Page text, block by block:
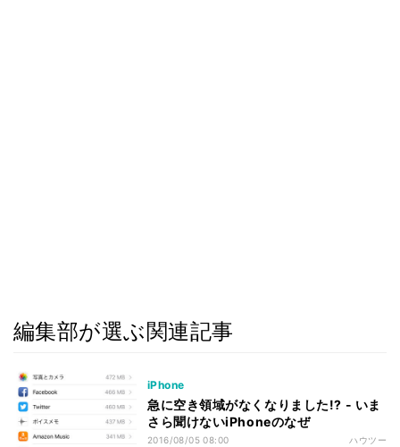
編集部が選ぶ関連記事
iPhone
急に空き領域がなくなりました!? - いま
さら聞けないiPhoneのなぜ
2016/08/05 08:00 ハウツー